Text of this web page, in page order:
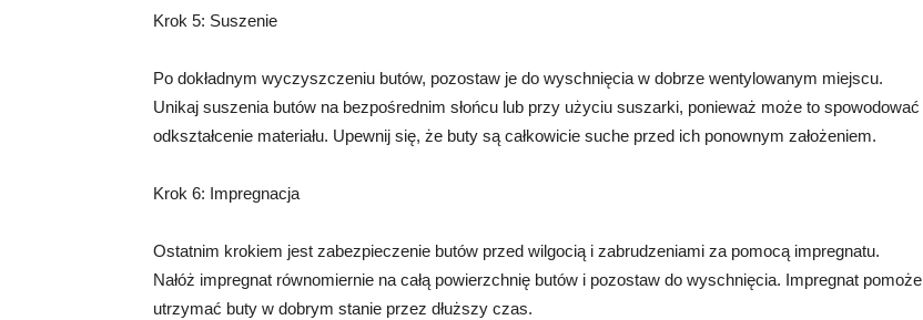
Krok 5: Suszenie
Po dokładnym wyczyszczeniu butów, pozostaw je do wyschnięcia w dobrze wentylowanym miejscu.
Unikaj suszenia butów na bezpośrednim słońcu lub przy użyciu suszarki, ponieważ może to spowodować
odkształcenie materiału. Upewnij się, że buty są całkowicie suche przed ich ponownym założeniem.
Krok 6: Impregnacja
Ostatnim krokiem jest zabezpieczenie butów przed wilgocią i zabrudzeniami za pomocą impregnatu.
Nałóż impregnat równomiernie na całą powierzchnię butów i pozostaw do wyschnięcia. Impregnat pomoże
utrzymać buty w dobrym stanie przez dłuższy czas.